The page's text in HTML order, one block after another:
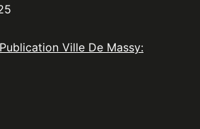
Publication Ville De Massy: